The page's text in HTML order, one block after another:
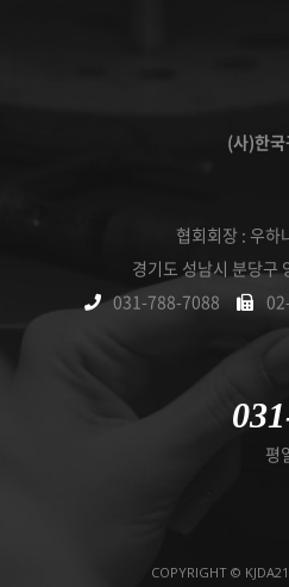
(사)한
협회회장 : 우
경기도 성남시 분당구
031-788-7088
평
COPYRIGHT ©